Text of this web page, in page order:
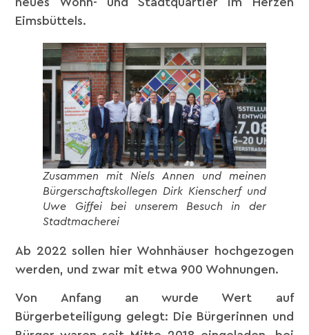
Eimsbüttels.
Zusammen mit Niels Annen und meinen
Bürgerschaftskollegen Dirk Kienscherf und
Uwe Giffei bei unserem Besuch in der
Stadtmacherei
Ab 2022 sollen hier Wohnhäuser hochgezogen
werden, und zwar mit etwa 900 Wohnungen.
Von Anfang an wurde Wert auf
Bürgerbeteiligung gelegt: Die Bürgerinnen und